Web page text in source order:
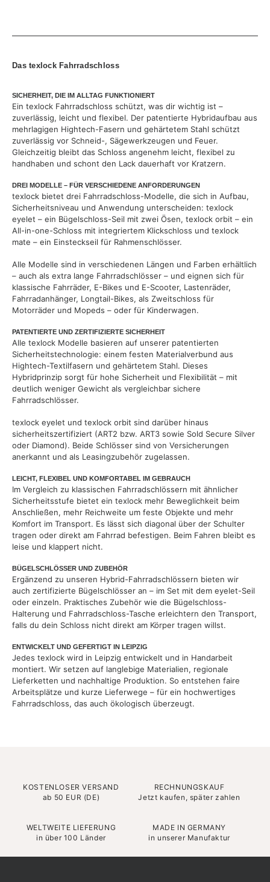
Das texlock Fahrradschloss
SICHERHEIT, DIE IM ALLTAG FUNKTIONIERT
Ein texlock Fahrradschloss schützt, was dir wichtig ist –
zuverlässig, leicht und flexibel. Der patentierte Hybridaufbau aus
mehrlagigen Hightech-Fasern und gehärtetem Stahl schützt
zuverlässig vor Schneid-, Sägewerkzeugen und Feuer.
Gleichzeitig bleibt das Schloss angenehm leicht, flexibel zu
handhaben und schont den Lack dauerhaft vor Kratzern.
DREI MODELLE – FÜR VERSCHIEDENE ANFORDERUNGEN
texlock bietet drei Fahrradschloss-Modelle, die sich in Aufbau,
Sicherheitsniveau und Anwendung unterscheiden: texlock
eyelet – ein Bügelschloss-Seil mit zwei Ösen, texlock orbit – ein
All-in-one-Schloss mit integriertem Klickschloss und texlock
mate – ein Einsteckseil für Rahmenschlösser.
Alle Modelle sind in verschiedenen Längen und Farben erhältlich
– auch als extra lange Fahrradschlösser – und eignen sich für
klassische Fahrräder, E-Bikes und E-Scooter, Lastenräder,
Fahrradanhänger, Longtail-Bikes, als Zweitschloss für
Motorräder und Mopeds – oder für Kinderwagen.
PATENTIERTE UND ZERTIFIZIERTE SICHERHEIT
Alle texlock Modelle basieren auf unserer patentierten
Sicherheitstechnologie: einem festen Materialverbund aus
Hightech-Textilfasern und gehärtetem Stahl. Dieses
Hybridprinzip sorgt für hohe Sicherheit und Flexibilität – mit
deutlich weniger Gewicht als vergleichbar sichere
Fahrradschlösser.
texlock eyelet und texlock orbit sind darüber hinaus
sicherheitszertifiziert (ART2 bzw. ART3 sowie Sold Secure Silver
oder Diamond). Beide Schlösser sind von Versicherungen
anerkannt und als Leasingzubehör zugelassen.
LEICHT, FLEXIBEL UND KOMFORTABEL IM GEBRAUCH
Im Vergleich zu klassischen Fahrradschlössern mit ähnlicher
Sicherheitsstufe bietet ein texlock mehr Beweglichkeit beim
Anschließen, mehr Reichweite um feste Objekte und mehr
Komfort im Transport. Es lässt sich diagonal über der Schulter
tragen oder direkt am Fahrrad befestigen. Beim Fahren bleibt es
leise und klappert nicht.
BÜGELSCHLÖSSER UND ZUBEHÖR
Ergänzend zu unseren Hybrid-Fahrradschlössern bieten wir
auch zertifizierte Bügelschlösser an – im Set mit dem eyelet-Seil
oder einzeln. Praktisches Zubehör wie die Bügelschloss-
Halterung und Fahrradschloss-Tasche erleichtern den Transport,
falls du dein Schloss nicht direkt am Körper tragen willst.
ENTWICKELT UND GEFERTIGT IN LEIPZIG
Jedes texlock wird in Leipzig entwickelt und in Handarbeit
montiert. Wir setzen auf langlebige Materialien, regionale
Lieferketten und nachhaltige Produktion. So entstehen faire
Arbeitsplätze und kurze Lieferwege – für ein hochwertiges
Fahrradschloss, das auch ökologisch überzeugt.
KOSTENLOSER VERSAND
ab 50 EUR (DE)
RECHNUNGSKAUF
Jetzt kaufen, später zahlen
WELTWEITE LIEFERUNG
in über 100 Länder
MADE IN GERMANY
in unserer Manufaktur